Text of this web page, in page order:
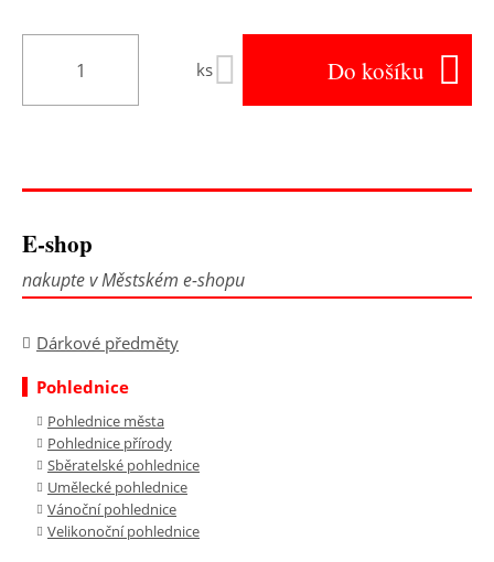
ks Do košíku
E-shop
nakupte v Městském e-shopu
Dárkové předměty
Pohlednice
Pohlednice města
Pohlednice přírody
Sběratelské pohlednice
Umělecké pohlednice
Vánoční pohlednice
Velikonoční pohlednice